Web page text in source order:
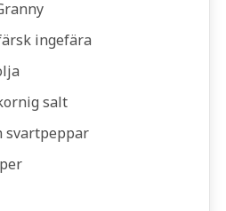
ingefära
salt
svartpeppar